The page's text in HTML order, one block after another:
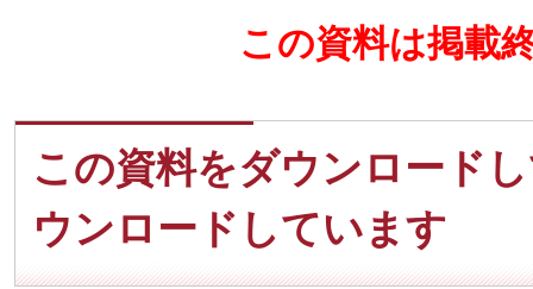
この資料は掲載
この資料をダウンロード
ウンロードしています